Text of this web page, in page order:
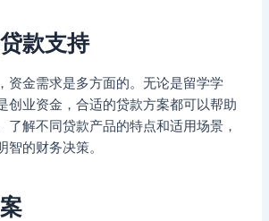
款支持
资金需求是多方面的。无论是留学学
创业资金，合适的贷款方案都可以帮助
了解不同贷款产品的特点和适用场景，
智的财务决策。